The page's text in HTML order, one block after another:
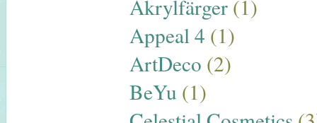
Akrylfärger (1)
Appeal 4 (1)
ArtDeco (2)
BeYu (1)